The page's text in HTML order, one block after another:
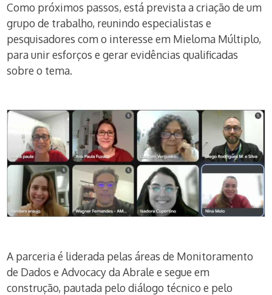
Como próximos passos, está prevista a criação de um
grupo de trabalho, reunindo especialistas e
pesquisadores com o interesse em Mieloma Múltiplo,
para unir esforços e gerar evidências qualificadas
sobre o tema.
A parceria é liderada pelas áreas de Monitoramento
de Dados e Advocacy da Abrale e segue em
construção, pautada pelo diálogo técnico e pelo